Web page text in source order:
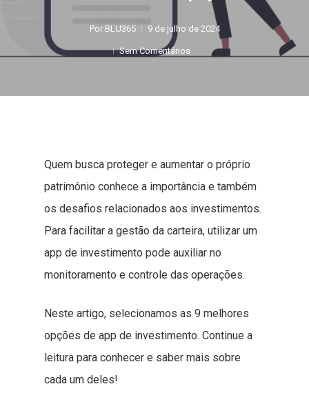
Por BLU365 9 de julho de 2024
Sem Comentários
Quem busca proteger e aumentar o próprio
patrimônio conhece a importância e também
os desafios relacionados aos investimentos.
Para facilitar a gestão da carteira, utilizar um
app de investimento pode auxiliar no
monitoramento e controle das operações.
Neste artigo, selecionamos as 9 melhores
opções de app de investimento. Continue a
leitura para conhecer e saber mais sobre
cada um deles!